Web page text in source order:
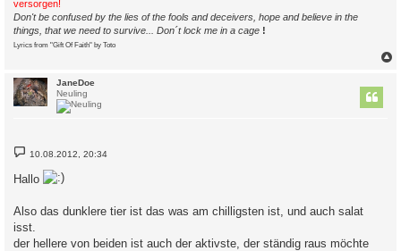
versorgen!
Don't be confused by the lies of the fools and deceivers, hope and believe in the
things, that we need to survive... Don´t lock me in a cage !
Lyrics from "Gift Of Faith" by Toto
JaneDoe
Neuling
B
e
t
g
10.08.2012, 20:34
Hallo
Also das dunklere tier ist das was am chilligsten ist, und auch salat
isst.
der hellere von beiden ist auch der aktivste, der ständig raus möchte